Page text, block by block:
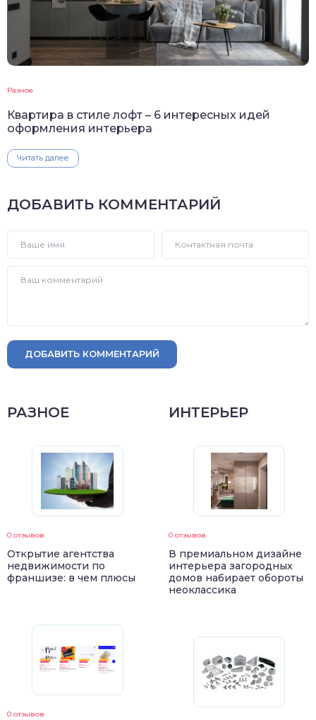
Разное
Квартира в стиле лофт – 6 интересных идей
оформления интерьера
Читать далее
ДОБАВИТЬ КОММЕНТАРИЙ
ДОБАВИТЬ КОММЕНТАРИЙ
РАЗНОЕ
0 отзывов
Открытие агентства
недвижимости по
франшизе: в чем плюсы
0 отзывов
ИНТЕРЬЕР
0 отзывов
В премиальном дизайне
интерьера загородных
домов набирает обороты
неоклассика